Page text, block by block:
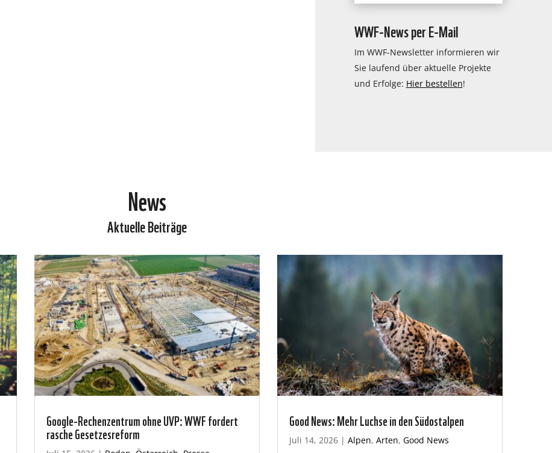
WWF-News per E-Mail
Im WWF-Newsletter informieren wir
Sie laufend über aktuelle Projekte
und Erfolge: Hier bestellen!
News
Aktuelle Beiträge
Google-Rechenzentrum ohne UVP: WWF fordert
rasche Gesetzesreform
Good News: Mehr Luchse in den Südostalpen
Juli 14, 2026| Alpen, Arten, Good News